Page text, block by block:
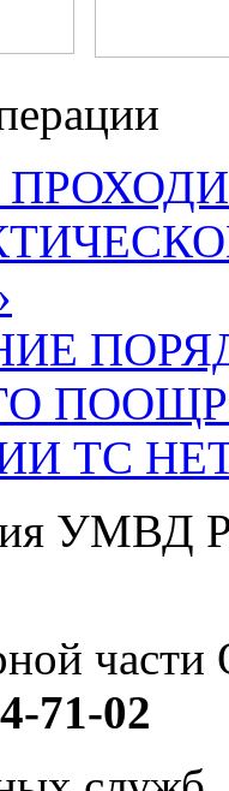
ТС
УМВД
71-02